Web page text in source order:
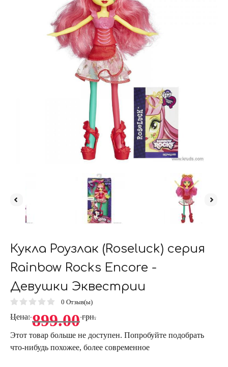
Кукла Роузлак (Roseluck) серия
Rainbow Rocks Encore -
Девушки Эквестрии
0 Отзыв(ы)
Цена: 899.00 грн.
Этот товар больше не доступен. Попробуйте подобрать
что-нибудь похожее, более современное